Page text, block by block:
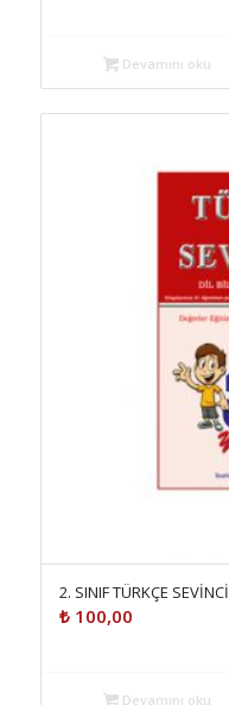
Devamını oku
2. SINIF TÜRKÇE SEVİNCİ
₺100,00
Devamını oku